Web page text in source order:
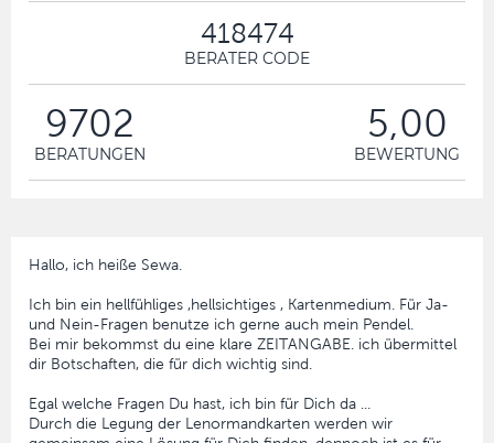
418474
BERATER CODE
9702
BERATUNGEN
5,00
BEWERTUNG
Hallo, ich heiße Sewa.
Ich bin ein hellfühliges ,hellsichtiges , Kartenmedium. Für Ja-
und Nein-Fragen benutze ich gerne auch mein Pendel.
Bei mir bekommst du eine klare ZEITANGABE. ich übermittel
dir Botschaften, die für dich wichtig sind.
Egal welche Fragen Du hast, ich bin für Dich da ...
Durch die Legung der Lenormandkarten werden wir